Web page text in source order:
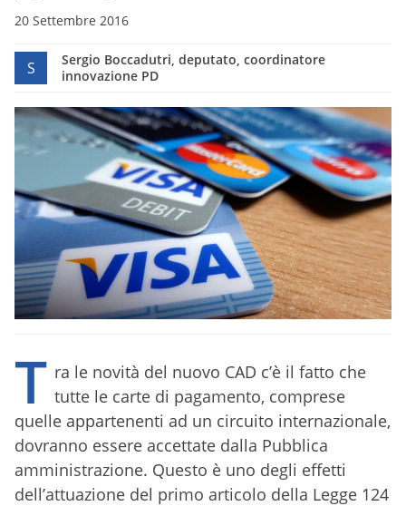
20 Settembre 2016
S
Sergio Boccadutri, deputato, coordinatore
innovazione PD
T ra le novità del nuovo CAD c’è il fatto che
tutte le carte di pagamento, comprese
quelle appartenenti ad un circuito internazionale,
dovranno essere accettate dalla Pubblica
amministrazione. Questo è uno degli effetti
dell’attuazione del primo articolo della Legge 124